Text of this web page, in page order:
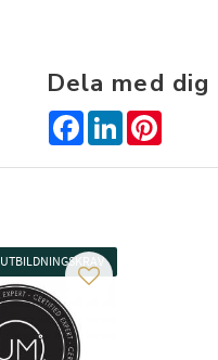
Dela med dig
Facebook
LinkedInPinterest
UTBILDNINGSKRAV
Lägg till i favoriter